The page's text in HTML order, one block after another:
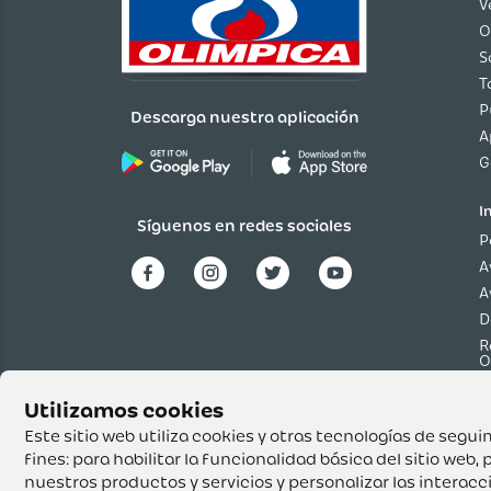
Este sitio web utiliza cookies y otras tecnologías de
fines: para habilitar la funcionalidad básica del sitio web,
nuestros productos y servicios y personalizar las
Descarga nuestra aplicación
Síguenos en redes sociales